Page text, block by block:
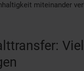
miteinander